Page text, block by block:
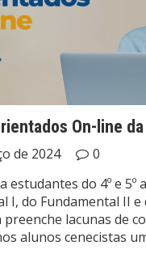
On-line da
de 2024
0
estudantes do 4º e 5º
I, do Fundamental II
lacunas de
alunos cenecistas